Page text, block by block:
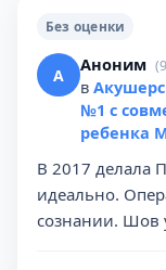
Без оценки
А Аноним
в
№1 с
ребенка
В 2017 делала
идеально.
сознании. Шов